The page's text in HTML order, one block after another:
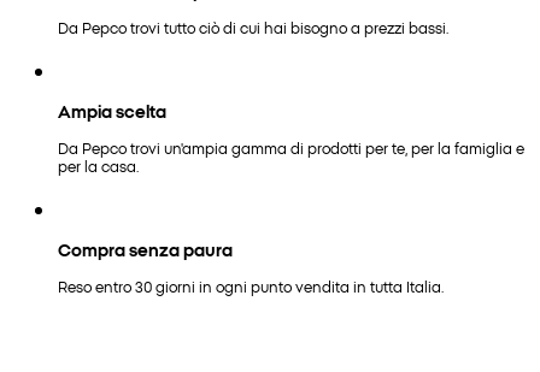
Da Pepco trovi tutto ciò di cui hai bisogno a prezzi bassi.
Ampia scelta
Da Pepco trovi un'ampia gamma di prodotti per te, per la famiglia e
per la casa.
Compra senza paura
Reso entro 30 giorni in ogni punto vendita in tutta Italia.